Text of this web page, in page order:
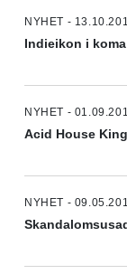
NYHET -
Indieikon i koma
NYHET -
Acid House
NYHET -